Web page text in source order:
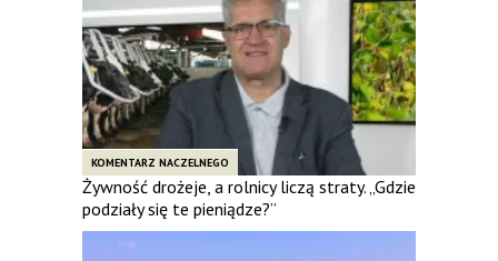
KOMENTARZ NACZELNEGO
Żywność drożeje, a rolnicy liczą straty. „Gdzie
podziały się te pieniądze?”